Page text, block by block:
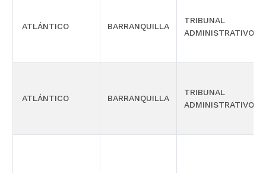
ATLÁNTICO BARRANQUILLA
TRIBUNAL
ADMINISTRATIVO
ATLÁNTICO BARRANQUILLA
TRIBUNAL
ADMINISTRATIVO